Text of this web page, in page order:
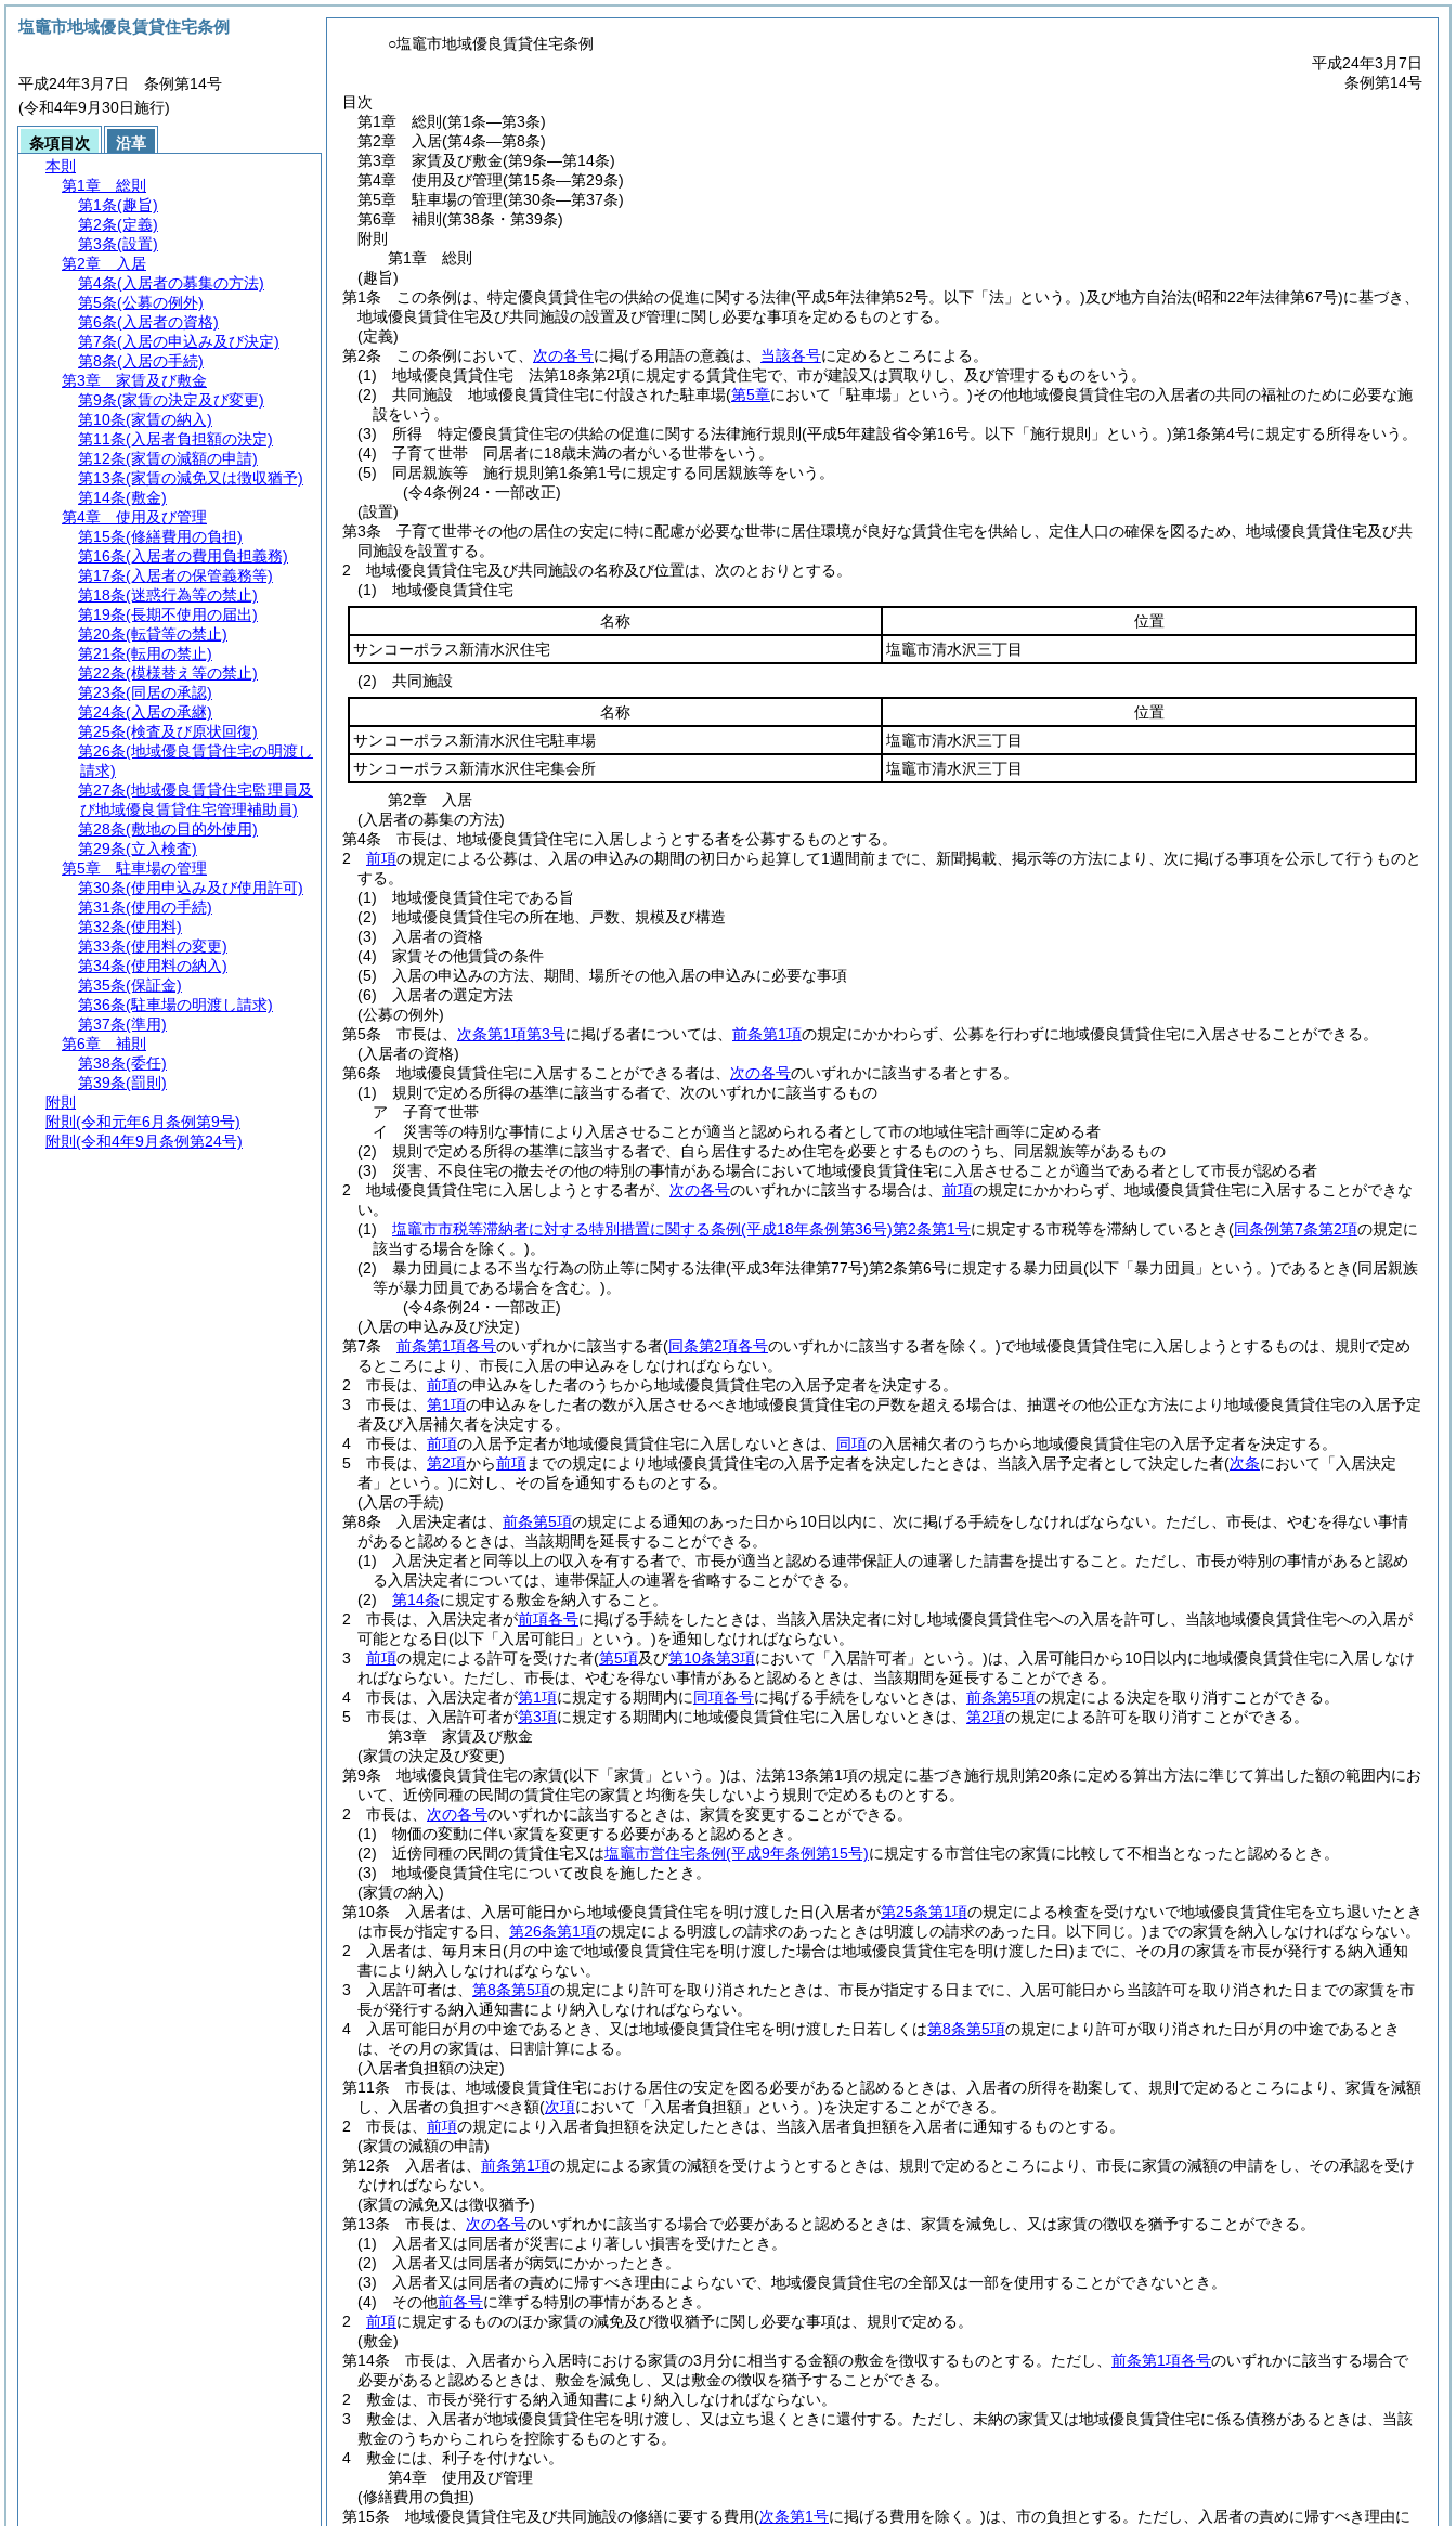
○塩竈市地域優良賃貸住宅条例
平成24年3月7日
条例第14号
目次
第1章
総則 (第1条―第3条)
第2章
入居(第4条―第8条)
第3章
家賃及び敷金(第9条―第14条)
第4章
使用及び管理(第15条―第29条)
第5章
駐車場の管理(第30条―第37条)
第6章
補則 (第38条・第39条)
附則
第1章
総則
(趣旨)
第1条
この条例は、特定優良賃貸住宅の供給の促進に関する法律(平成5年法律第52号。以下「法」という。)及び地方自治法(昭和22年法律第67号)に基づき、
地域優良賃貸住宅及び共同施設の設置及び管理に関し必要な事項を定めるものとする。
(定義)
第2条
この条例において、 次の各号に掲げる用語の意義は、 当該各号に定めるところによる。
(1)
地域優良賃貸住宅 法第18条第2項に規定する賃貸住宅で、市が建設又は買取りし、及び管理するものをいう。
(2)
共同施設 地域優良賃貸住宅に付設された駐車場(第5章において「駐車場」という。)その他地域優良賃貸住宅の入居者の共同の福祉のために必要な施
設をいう。
(3)
所得 特定優良賃貸住宅の供給の促進に関する法律施行規則 (平成5年建設省令第16号。以下「施行規則」という。)第1条第4号に規定する所得をいう。
(4)
子育て世帯 同居者に18歳未満の者がいる世帯をいう。
(5)
同居親族等 施行規則第1条第1号に規定する同居親族等をいう。
(令4条例24・一部改正)
(設置)
第3条
子育て世帯その他の居住の安定に特に配慮が必要な世帯に居住環境が良好な賃貸住宅を供給し、定住人口の確保を図るため、地域優良賃貸住宅及び共
同施設を設置する。
2
地域優良賃貸住宅及び共同施設の名称及び位置は、次のとおりとする。
(1)
地域優良賃貸住宅
名称
位置
サンコーポラス新清水沢住宅
塩竈市清水沢三丁目
(2)
共同施設
名称
位置
サンコーポラス新清水沢住宅駐車場
塩竈市清水沢三丁目
サンコーポラス新清水沢住宅集会所
塩竈市清水沢三丁目
第2章
入居
(入居者の募集の方法)
第4条
市長は、地域優良賃貸住宅に入居しようとする者を公募するものとする。
2
前項の規定による公募は、入居の申込みの期間の初日から起算して1週間前までに、新聞掲載、掲示等の方法により、次に掲げる事項を公示して行うものと
する。
(1)
地域優良賃貸住宅である旨
(2)
地域優良賃貸住宅の所在地、戸数、規模及び構造
(3)
入居者の資格
(4)
家賃その他賃貸の条件
(5)
入居の申込みの方法、期間、場所その他入居の申込みに必要な事項
(6)
入居者の選定方法
(公募の例外)
第5条
市長は、 次条第1項第3号に掲げる者については、 前条第1項の規定にかかわらず、公募を行わずに地域優良賃貸住宅に入居させることができる。
(入居者の資格)
第6条
地域優良賃貸住宅に入居することができる者は、 次の各号のいずれかに該当する者とする。
(1)
規則で定める所得の基準に該当する者で、次のいずれかに該当するもの
ア
子育て世帯
イ
災害等の特別な事情により入居させることが適当と認められる者として市の地域住宅計画等に定める者
(2)
規則で定める所得の基準に該当する者で、自ら居住するため住宅を必要とするもののうち、同居親族等があるもの
(3)
災害、不良住宅の撤去その他の特別の事情がある場合において地域優良賃貸住宅に入居させることが適当である者として市長が認める者
2
地域優良賃貸住宅に入居しようとする者が、 次の各号のいずれかに該当する場合は、 前項の規定にかかわらず、地域優良賃貸住宅に入居することができな
い。
(1)
塩竈市市税等滞納者に対する特別措置に関する条例(平成18年条例第36号)第2条第1号に規定する市税等を滞納しているとき(同条例第7条第2項の規定に
該当する場合を除く。)。
(2)
暴力団員による不当な行為の防止等に関する法律(平成3年法律第77号)第2条第6号に規定する暴力団員(以下「暴力団員」という。)であるとき(同居親族
等が暴力団員である場合を含む。)。
(令4条例24・一部改正)
(入居の申込み及び決定)
第7条
前条第1項各号のいずれかに該当する者(同条第2項各号のいずれかに該当する者を除く。)で地域優良賃貸住宅に入居しようとするものは、規則で定め
るところにより、市長に入居の申込みをしなければならない。
2
市長は、 前項の申込みをした者のうちから地域優良賃貸住宅の入居予定者を決定する。
3
市長は、 第1項の申込みをした者の数が入居させるべき地域優良賃貸住宅の戸数を超える場合は、抽選その他公正な方法により地域優良賃貸住宅の入居予定
者及び入居補欠者を決定する。
4
市長は、 前項の入居予定者が地域優良賃貸住宅に入居しないときは、 同項の入居補欠者のうちから地域優良賃貸住宅の入居予定者を決定する。
5
市長は、 第2項から前項までの規定により地域優良賃貸住宅の入居予定者を決定したときは、当該入居予定者として決定した者(次条において「入居決定
者」という。)に対し、その旨を通知するものとする。
(入居の手続)
第8条
入居決定者は、 前条第5項の規定による通知のあった日から10日以内に、次に掲げる手続をしなければならない。 ただし、市長は、やむを得ない事情
があると認めるときは、当該期間を延長することができる。
(1)
入居決定者と同等以上の収入を有する者で、市長が適当と認める連帯保証人の連署した請書を提出すること。 ただし、市長が特別の事情があると認め
る入居決定者については、連帯保証人の連署を省略することができる。
(2)
第14条に規定する敷金を納入すること。
2
市長は、入居決定者が前項各号に掲げる手続をしたときは、当該入居決定者に対し地域優良賃貸住宅への入居を許可し、当該地域優良賃貸住宅への入居が
可能となる日(以下「入居可能日」という。)を通知しなければならない。
3
前項の規定による許可を受けた者(第5項及び第10条第3項において「入居許可者」という。)は、入居可能日から10日以内に地域優良賃貸住宅に入居しなけ
ればならない。 ただし、市長は、やむを得ない事情があると認めるときは、当該期間を延長することができる。
4
市長は、入居決定者が第1項に規定する期間内に同項各号に掲げる手続をしないときは、 前条第5項の規定による決定を取り消すことができる。
5
市長は、入居許可者が第3項に規定する期間内に地域優良賃貸住宅に入居しないときは、 第2項の規定による許可を取り消すことができる。
第3章
家賃及び敷金
(家賃の決定及び変更)
第9条
地域優良賃貸住宅の家賃(以下「家賃」という。)は、法第13条第1項の規定に基づき施行規則第20条に定める算出方法に準じて算出した額の範囲内にお
いて、近傍同種の民間の賃貸住宅の家賃と均衡を失しないよう規則で定めるものとする。
2
市長は、 次の各号のいずれかに該当するときは、家賃を変更することができる。
(1)
物価の変動に伴い家賃を変更する必要があると認めるとき。
(2)
近傍同種の民間の賃貸住宅又は塩竈市営住宅条例(平成9年条例第15号)に規定する市営住宅の家賃に比較して不相当となったと認めるとき。
(3)
地域優良賃貸住宅について改良を施したとき。
(家賃の納入)
第10条
入居者は、入居可能日から地域優良賃貸住宅を明け渡した日(入居者が第25条第1項の規定による検査を受けないで地域優良賃貸住宅を立ち退いたとき
は市長が指定する日、 第26条第1項の規定による明渡しの請求のあったときは明渡しの請求のあった日。以下同じ。) までの家賃を納入しなければならない。
2
入居者は、毎月末日(月の中途で地域優良賃貸住宅を明け渡した場合は地域優良賃貸住宅を明け渡した日) までに、その月の家賃を市長が発行する納入通知
書により納入しなければならない。
3
入居許可者は、 第8条第5項の規定により許可を取り消されたときは、市長が指定する日までに、入居可能日から当該許可を取り消された日までの家賃を市
長が発行する納入通知書により納入しなければならない。
4
入居可能日が月の中途であるとき、又は地域優良賃貸住宅を明け渡した日若しくは第8条第5項の規定により許可が取り消された日が月の中途であるとき
は、その月の家賃は、日割計算による。
(入居者負担額の決定)
第11条
市長は、地域優良賃貸住宅における居住の安定を図る必要があると認めるときは、入居者の所得を勘案して、規則で定めるところにより、家賃を減額
し、入居者の負担すべき額(次項において「入居者負担額」という。)を決定することができる。
2
市長は、 前項の規定により入居者負担額を決定したときは、当該入居者負担額を入居者に通知するものとする。
(家賃の減額の申請)
第12条
入居者は、 前条第1項の規定による家賃の減額を受けようとするときは、規則で定めるところにより、市長に家賃の減額の申請をし、その承認を受け
なければならない。
(家賃の減免又は徴収猶予)
第13条
市長は、 次の各号のいずれかに該当する場合で必要があると認めるときは、家賃を減免し、又は家賃の徴収を猶予することができる。
(1)
入居者又は同居者が災害により著しい損害を受けたとき。
(2)
入居者又は同居者が病気にかかったとき。
(3)
入居者又は同居者の責めに帰すべき理由によらないで、地域優良賃貸住宅の全部又は一部を使用することができないとき。
(4)
その他前各号に準ずる特別の事情があるとき。
2
前項に規定するもののほか家賃の減免及び徴収猶予に関し必要な事項は、規則で定める。
(敷金)
第14条
市長は、入居者から入居時における家賃の3月分に相当する金額の敷金を徴収するものとする。 ただし、 前条第1項各号のいずれかに該当する場合で
必要があると認めるときは、敷金を減免し、又は敷金の徴収を猶予することができる。
2
敷金は、市長が発行する納入通知書により納入しなければならない。
3
敷金は、入居者が地域優良賃貸住宅を明け渡し、又は立ち退くときに還付する。 ただし、未納の家賃又は地域優良賃貸住宅に係る債務があるときは、当該
敷金のうちからこれらを控除するものとする。
4
敷金には、利子を付けない。
第4章
使用及び管理
(修繕費用の負担)
第15条
地域優良賃貸住宅及び共同施設の修繕に要する費用(次条第1号に掲げる費用を除く。)は、市の負担とする。 ただし、入居者の責めに帰すべき理由に
塩竈市地域優良賃貸住宅条例
平成24年3月7日 条例第14号
(令和4年9月30日施行)
条項目次
沿革
本則
第1章
総則
第1条(趣旨)
第2条(定義)
第3条(設置)
第2章
入居
第4条(入居者の募集の方法)
第5条(公募の例外)
第6条(入居者の資格)
第7条(入居の申込み及び決定)
第8条(入居の手続)
第3章
家賃及び敷金
第9条(家賃の決定及び変更)
第10条(家賃の納入)
第11条(入居者負担額の決定)
第12条(家賃の減額の申請)
第13条(家賃の減免又は徴収猶予)
第14条(敷金)
第4章
使用及び管理
第15条(修繕費用の負担)
第16条(入居者の費用負担義務)
第17条(入居者の保管義務等)
第18条(迷惑行為等の禁止)
第19条(長期不使用の届出)
第20条(転貸等の禁止)
第21条(転用の禁止)
第22条(模様替え等の禁止)
第23条(同居の承認)
第24条(入居の承継)
第25条(検査及び原状回復)
第26条(地域優良賃貸住宅の明渡し
請求)
第27条(地域優良賃貸住宅監理員及
び地域優良賃貸住宅管理補助員)
第28条(敷地の目的外使用)
第29条(立入検査)
第5章
駐車場の管理
第30条(使用申込み及び使用許可)
第31条(使用の手続)
第32条(使用料)
第33条(使用料の変更)
第34条(使用料の納入)
第35条(保証金)
第36条(駐車場の明渡し請求)
第37条(準用)
第6章
補則
第38条(委任)
第39条(罰則)
附則
附則 (令和元年6月条例第9号)
附則 (令和4年9月条例第24号)